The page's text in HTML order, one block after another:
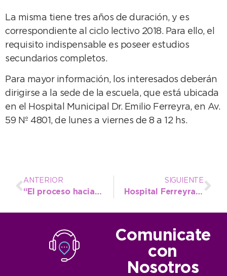
La misma tiene tres años de duración, y es
correspondiente al ciclo lectivo 2018. Para ello, el
requisito indispensable es poseer estudios
secundarios completos.
Para mayor información, los interesados deberán
dirigirse a la sede de la escuela, que está ubicada
en el Hospital Municipal Dr. Emilio Ferreyra, en Av.
59 Nº 4801, de lunes a viernes de 8 a 12 hs.
ANTERIOR
“El proceso hacia la inclusión”, nueva jornada de DDHH en Necochea
SIGUIENTE
Hospital Ferreyra: con fondos propios, se construyeron baños y una cocina en Neonatología
Comunicate
con
Nosotros